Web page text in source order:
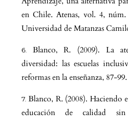
en Chile. Atenas, vol. 4,
Universidad de Matanzas
Blanco, R. (2009). La
diversidad: las escuelas
reformas en la enseñanza, 87-99.
Blanco, R. (2008). Haciendo
educación de calidad sin